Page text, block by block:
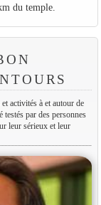
du temple.
activités à et autour de
par des personnes
leur sérieux et leur